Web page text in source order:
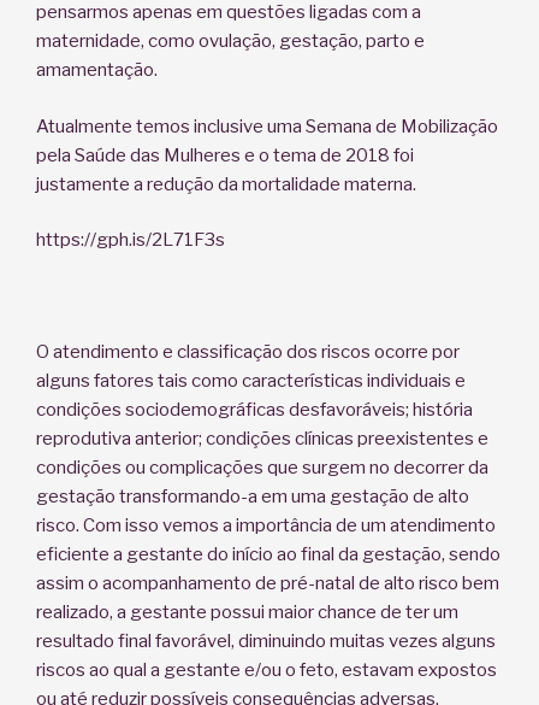
pensarmos apenas em questões ligadas com a
maternidade, como ovulação, gestação, parto e
amamentação.
Atualmente temos inclusive uma Semana de Mobilização
pela Saúde das Mulheres e o tema de 2018 foi
justamente a redução da mortalidade materna.
https://gph.is/2L71F3s
O atendimento e classificação dos riscos ocorre por
alguns fatores tais como características individuais e
condições sociodemográficas desfavoráveis; história
reprodutiva anterior; condições clínicas preexistentes e
condições ou complicações que surgem no decorrer da
gestação transformando-a em uma gestação de alto
risco. Com isso vemos a importância de um atendimento
eficiente a gestante do início ao final da gestação, sendo
assim o acompanhamento de pré-natal de alto risco bem
realizado, a gestante possui maior chance de ter um
resultado final favorável, diminuindo muitas vezes alguns
riscos ao qual a gestante e/ou o feto, estavam expostos
ou até reduzir possíveis consequências adversas.